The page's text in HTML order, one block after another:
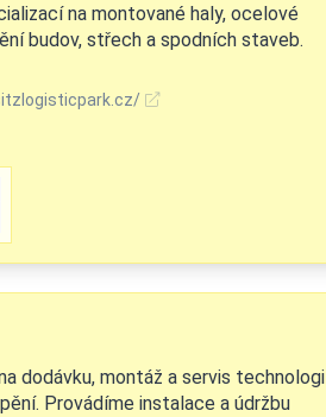
na montované haly, ocelové
budov, střech a spodních staveb.
dodávku, montáž a servis
Provádíme instalace a údržbu